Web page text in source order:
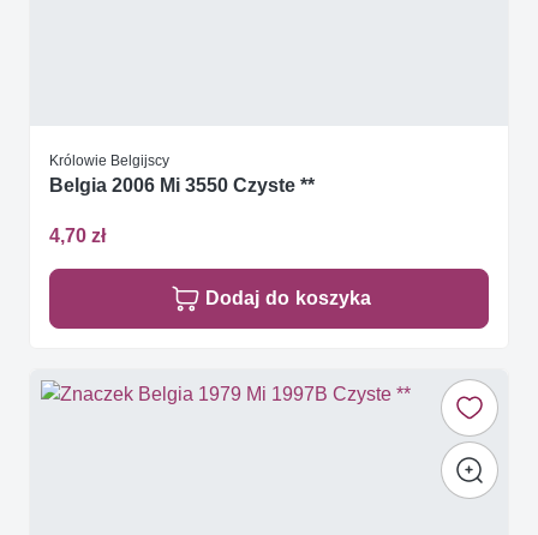
Królowie Belgijscy
Belgia 2006 Mi 3550 Czyste **
4,70 zł
Dodaj do koszyka